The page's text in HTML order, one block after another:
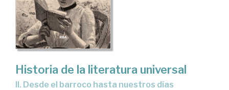
Historia de la literatura universal
II. Desde el barroco hasta nuestros días